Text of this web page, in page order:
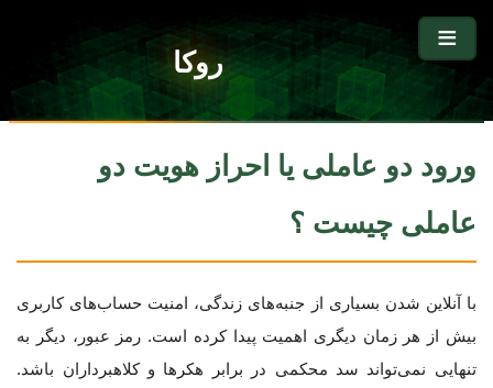
روکا
ورود دو عاملی یا احراز هویت دو
عاملی چیست ؟
با آنلاین شدن بسیاری از جنبه‌های زندگی، امنیت حساب‌های کاربری
بیش از هر زمان دیگری اهمیت پیدا کرده است. رمز عبور، دیگر به
تنهایی نمی‌تواند سد محکمی در برابر هکرها و کلاهبرداران باشد.